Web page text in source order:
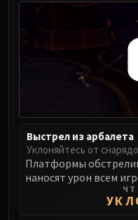
Выстрел из арбалета
Уклоняйтесь от
Платформы
наносят урон всем